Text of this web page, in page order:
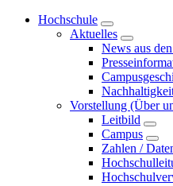
Hochschule
Aktuelles
News aus
Vorstellung (Über
Leitbild
Campus
Zahlen /